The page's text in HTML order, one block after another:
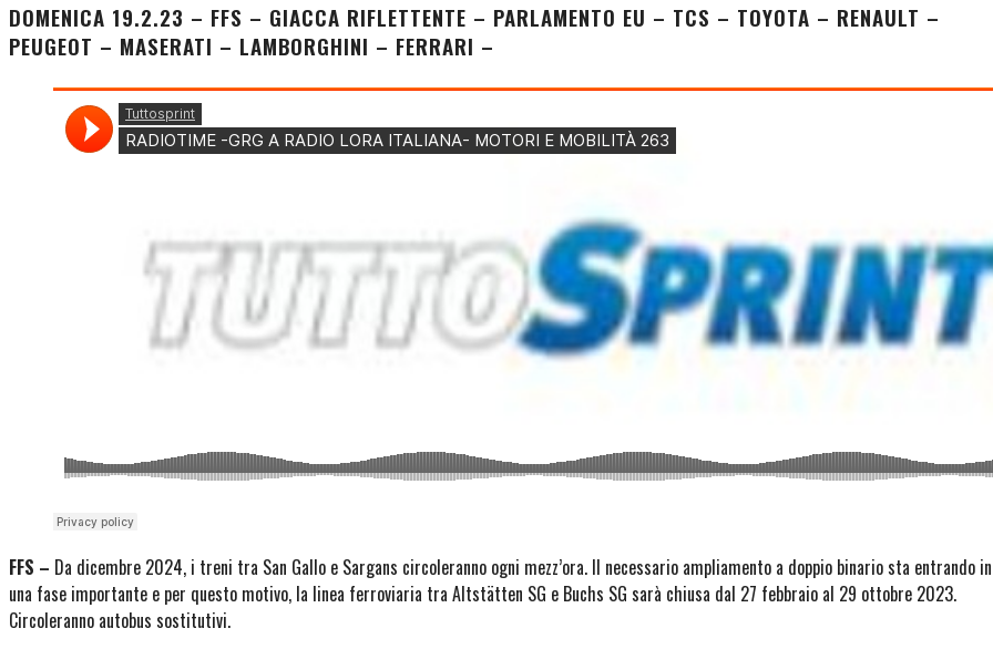
DOMENICA 19.2.23 – FFS – GIACCA RIFLETTENTE – PARLAMENTO EU – TCS – TOYOTA – RENAULT –
PEUGEOT – MASERATI – LAMBORGHINI – FERRARI –
FFS – Da dicembre 2024, i treni tra San Gallo e Sargans circoleranno ogni mezz’ora. Il necessario ampliamento a doppio binario sta entrando in
una fase importante e per questo motivo, la linea ferroviaria tra Altstätten SG e Buchs SG sarà chiusa dal 27 febbraio al 29 ottobre 2023.
Circoleranno autobus sostitutivi.